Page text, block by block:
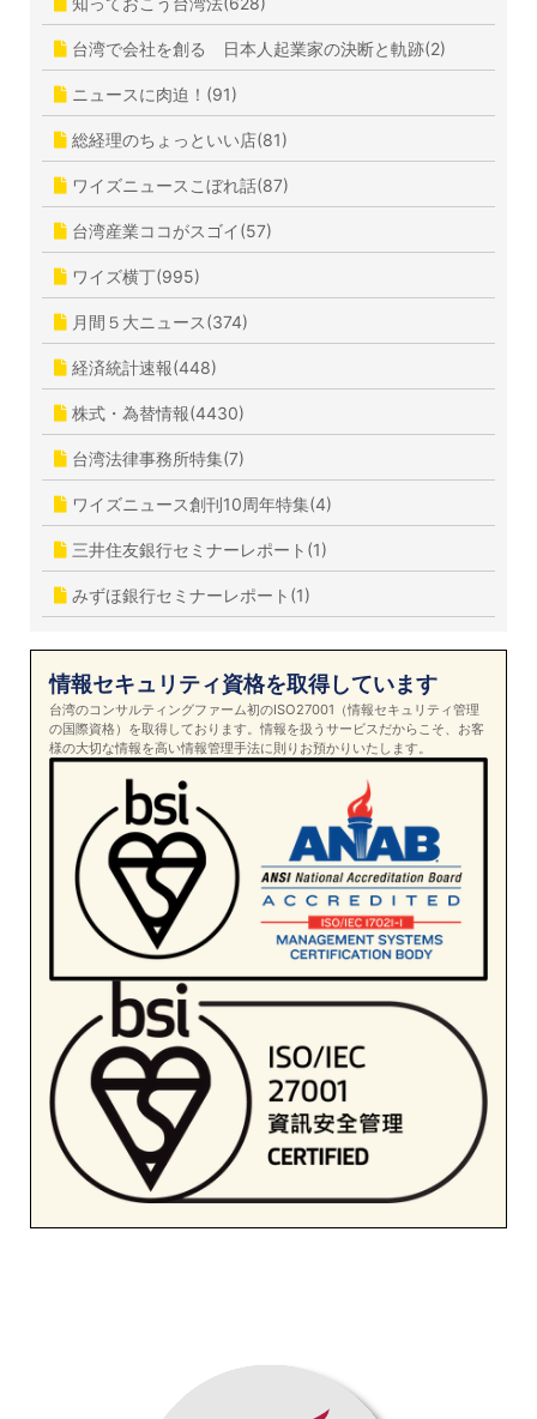
台湾で会社を創る 日本人起業家の決断と軌跡(2)
ニュースに肉迫！(91)
総経理のちょっといい店(81)
ワイズニュースこぼれ話(87)
台湾産業ココがスゴイ(57)
ワイズ横丁(995)
月間５大ニュース(374)
経済統計速報(448)
株式・為替情報(4430)
台湾法律事務所特集(7)
ワイズニュース創刊10周年特集(4)
三井住友銀行セミナーレポート(1)
みずほ銀行セミナーレポート(1)
情報セキュリティ資格を取得しています
台湾のコンサルティングファーム初のISO27001（情報セキュリティ管理
の国際資格）を取得しております。情報を扱うサービスだからこそ、お客
様の大切な情報を高い情報管理手法に則りお預かりいたします。